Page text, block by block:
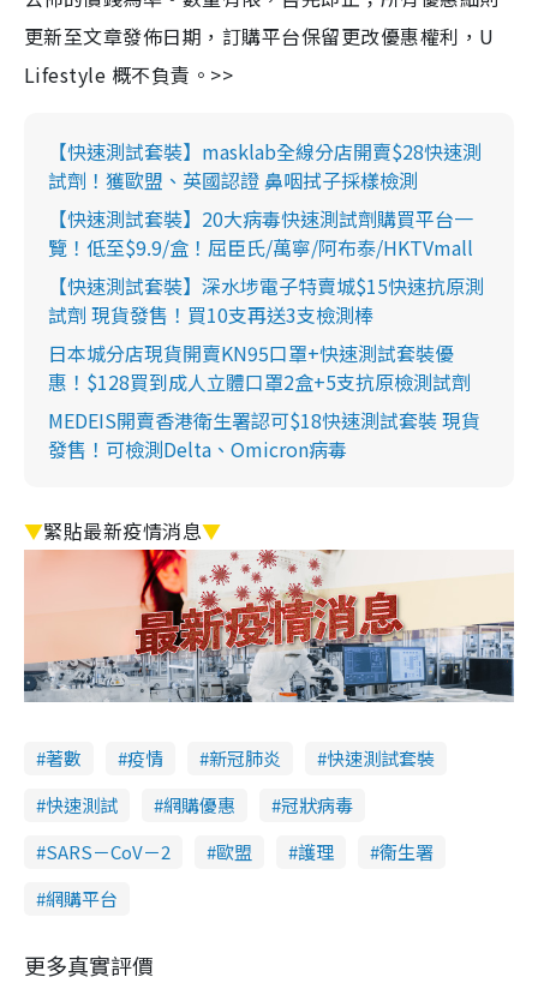
更新至文章發佈日期，訂購平台保留更改優惠權利，U
Lifestyle 概不負責。>>
【快速測試套裝】masklab全線分店開賣$28快速測
試劑！獲歐盟、英國認證 鼻咽拭子採樣檢測
【快速測試套裝】20大病毒快速測試劑購買平台一
覽！低至$9.9/盒！屈臣氏/萬寧/阿布泰/HKTVmall
【快速測試套裝】深水埗電子特賣城$15快速抗原測
試劑 現貨發售！買10支再送3支檢測棒
日本城分店現貨開賣KN95口罩+快速測試套裝優
惠！$128買到成人立體口罩2盒+5支抗原檢測試劑
MEDEIS開賣香港衛生署認可$18快速測試套裝 現貨
發售！可檢測Delta、Omicron病毒
▼緊貼最新疫情消息▼
著數 疫情 新冠肺炎
快速測試套裝
快速測試
網購優惠
冠狀病毒
SARS－CoV－2
歐盟 護理
衞生署
網購平台
更多真實評價